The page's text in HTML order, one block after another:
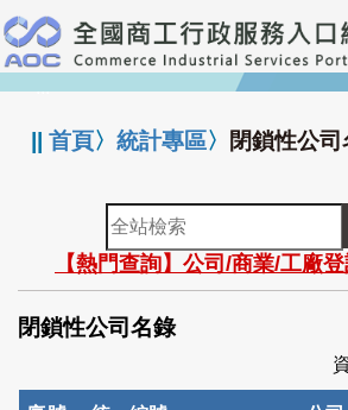
跳
到
主
要
:::
||首頁〉統計專區〉 閉鎖性公
全
站
檢
索
【熱門查詢】公司/商業/工廠
閉鎖性公司名錄